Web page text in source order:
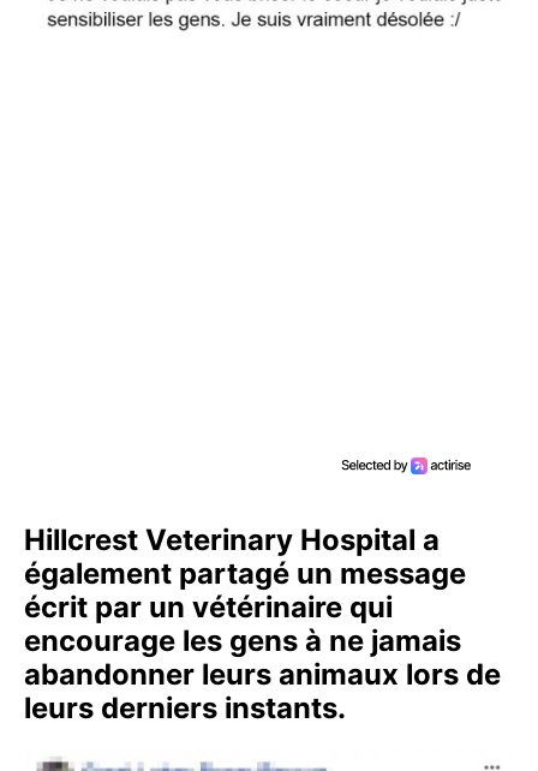
Hillcrest Veterinary Hospital a
également partagé un message
écrit par un vétérinaire qui
encourage les gens à ne jamais
abandonner leurs animaux lors de
leurs derniers instants.